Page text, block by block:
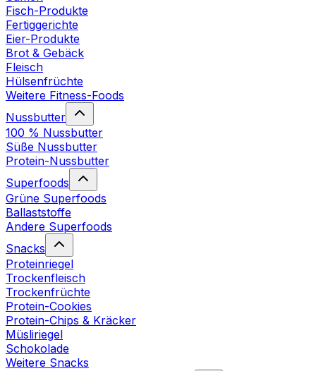
Fisch-Produkte
Fertiggerichte
Eier-Produkte
Brot & Gebäck
Fleisch
Hülsenfrüchte
Weitere Fitness-Foods
Nussbutter
100 % Nussbutter
Süße Nussbutter
Protein-Nussbutter
Superfoods
Grüne Superfoods
Ballaststoffe
Andere Superfoods
Snacks
Proteinriegel
Trockenfleisch
Trockenfrüchte
Protein-Cookies
Protein-Chips & Kräcker
Müsliriegel
Schokolade
Weitere Snacks